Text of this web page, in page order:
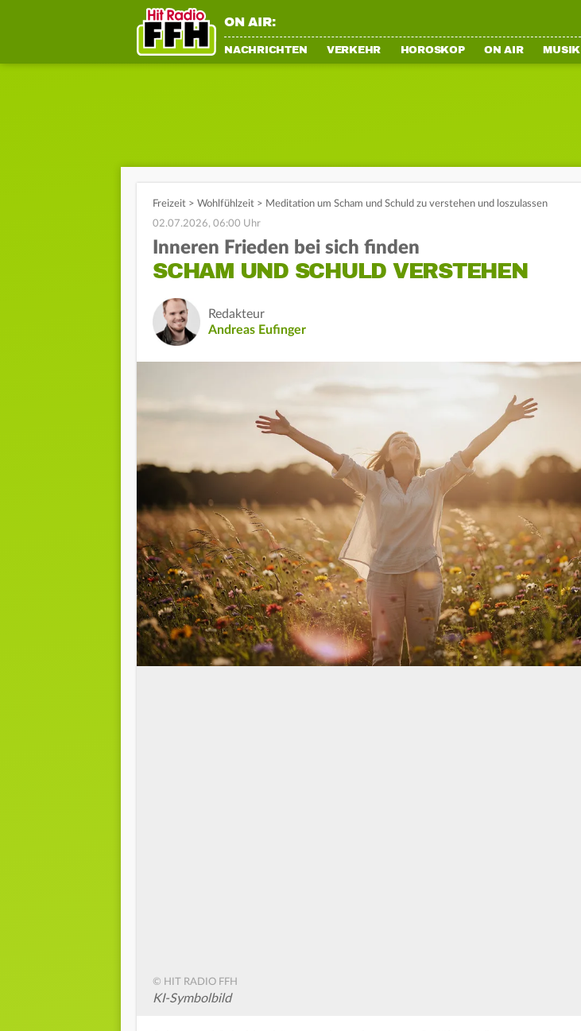
ON AIR:
NACHRICHTEN VERKEHR HOROSKOP ON AIR MUSIK
Freizeit > Wohlfühlzeit > Meditation um Scham und Schuld zu verstehen und loszulassen
02.07.2026, 06:00 Uhr
Inneren Frieden bei sich finden
SCHAM UND SCHULD VERSTEHEN
Redakteur
Andreas Eufinger
© HIT RADIO FFH
KI-Symbolbild